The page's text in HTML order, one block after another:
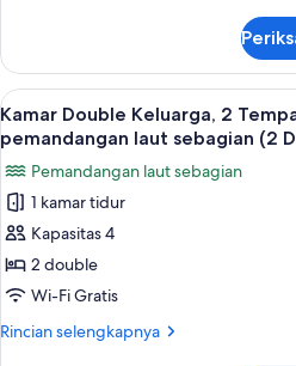
Double
Kamar
Standar,
1
Tempat
Tidur
Double
Lihat
semua
foto
untuk
Kamar
Double
Keluarga,
2
Tempat
2
Kamar Double Keluarga, 2
pemandangan laut sebagian (2
Pemandangan laut sebagian
1 kamar tidur
Kapasitas 4
2 double
Wi-Fi Gratis
Rincian selengkapnya
Rincian